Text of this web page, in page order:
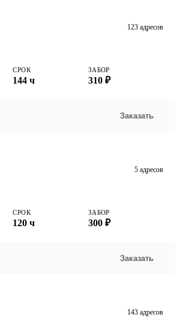
123 адресов
СРОК
144 ч
ЗАБОР
310 ₽
Заказать
5 адресов
СРОК
120 ч
ЗАБОР
300 ₽
Заказать
143 адресов